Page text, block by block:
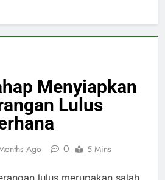
Menyiapkan
Lulus
Ago 0 5 Mins